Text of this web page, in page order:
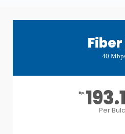
Fiber
40
Rp
Per